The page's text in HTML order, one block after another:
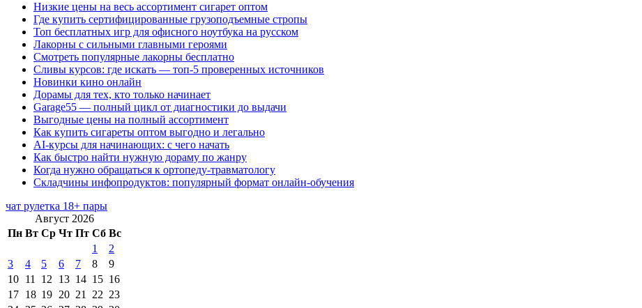
Низкие цены на весь ассортимент сигарет оптом
Где купить сертифицированные грузоподъемные стропы
Топ бесплатных игр для офисного ноутбука на русском
Лакорны с сильными главными героями
Смотреть популярные лакорны бесплатно
Сливы курсов: где искать — топ-5 проверенных источников
Новинки кино онлайн
Дорамы для тех, кто только начинает
Garage55 — полный цикл от диагностики до выдачи
Выгодные цены на полный ассортимент
Как купить сигареты оптом выгодно и легально
AI-курсы для начинающих: с чего начать
Как быстро найти нужную дораму по жанру
Когда нужно обращаться к ортопеду-травматологу
Складчины инфопродуктов: популярный формат онлайн-обучения
чат рулетка 18+ пары
Август 2026
Пн Вт Ср Чт Пт Сб Вс
1
2
3
4 5 6 7 8
9
10 11 12 13 14 15 16
17 18 19 20 21 22 23